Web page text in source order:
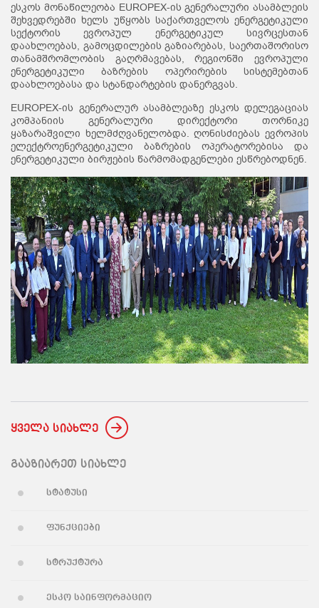
ესკოს მონაწილეობა EUROPEX-ის გენერალური ასამბლეის
შეხვედრებში ხელს უწყობს საქართველოს ენერგეტიკული
სექტორის ევროპულ ენერგეტიკულ სივრცესთან
დაახლოებას, გამოცდილების გაზიარებას, საერთაშორისო
თანამშრომლობის გაღრმავებას, რეგიონში ევროპული
ენერგეტიკული ბაზრების ოპერირების სისტემებთან
დაახლოებასა და სტანდარტების დანერგვას.
EUROPEX-ის გენერალურ ასამბლეაზე ესკოს დელეგაციას
კომპანიის გენერალური დირექტორი თორნიკე
ყაზარაშვილი ხელმძღვანელობდა. ღონისძიებას ევროპის
ელექტროენერგეტიკული ბაზრების ოპერატორებისა და
ენერგეტიკული ბირჟების წარმომადგენლები ესწრებოდნენ.
ყველა სიახლე
გააზიარეთ სიახლე
სტატუსი
ფუნქციები
სტრუქტურა
ესკო საინფორმაციო